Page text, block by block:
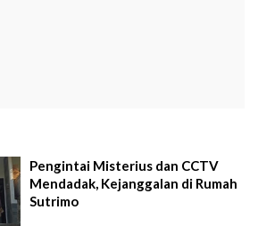
Pengintai Misterius dan CCTV
Mendadak, Kejanggalan di Rumah
Sutrimo